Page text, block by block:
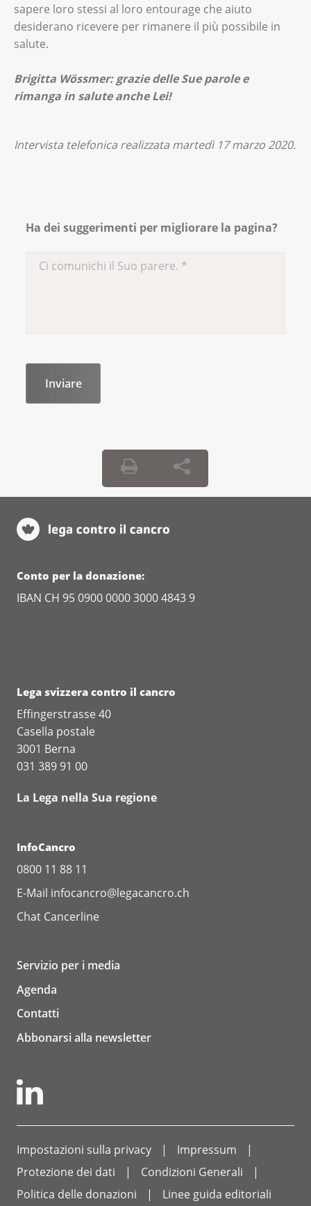
sapere loro stessi al loro entourage che aiuto
desiderano ricevere per rimanere il più possibile in
salute.
Brigitta Wössmer: grazie delle Sue parole e
rimanga in salute anche Lei!
Intervista telefonica realizzata martedì 17 marzo 2020.
Ha dei suggerimenti per migliorare la pagina?
Conto per la donazione:
IBAN CH 95 0900 0000 3000 4843 9
Lega svizzera contro il cancro
Effingerstrasse 40
Casella postale
3001 Berna
031 389 91 00
La Lega nella Sua regione
InfoCancro
0800 11 88 11
E-Mail infocancro@legacancro.ch
Chat Cancerline
Servizio per i media
Agenda
Contatti
Abbonarsi alla newsletter
Impostazioni sulla privacy
Impressum
Protezione dei dati
Condizioni Generali
Politica delle donazioni
Linee guida editoriali